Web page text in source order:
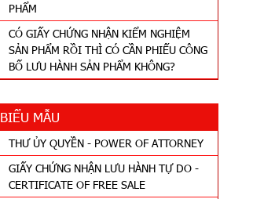
PHẨM
CÓ GIẤY CHỨNG NHẬN KIỂM NGHIỆM
SẢN PHẨM RỒI THÌ CÓ CẦN PHIẾU CÔNG
BỐ LƯU HÀNH SẢN PHẨM KHÔNG?
BIỂU MẪU
THƯ ỦY QUYỀN - POWER OF ATTORNEY
GIẤY CHỨNG NHẬN LƯU HÀNH TỰ DO -
CERTIFICATE OF FREE SALE